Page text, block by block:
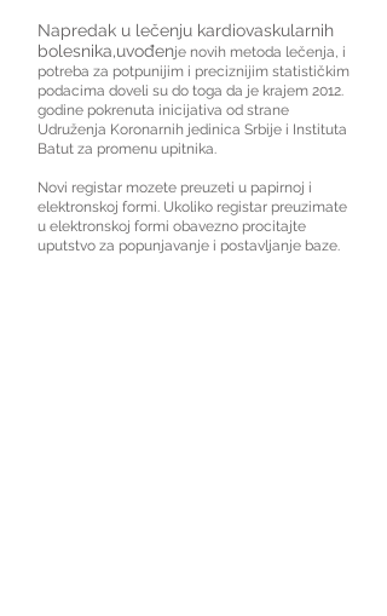
Napredak u lečenju kardiovaskularnih
bolesnika,uvođenje novih metoda lečenja, i
potreba za potpunijim i preciznijim statističkim
podacima doveli su do toga da je krajem 2012.
godine pokrenuta inicijativa od strane
Udruženja Koronarnih jedinica Srbije i Instituta
Batut za promenu upitnika.
Novi registar mozete preuzeti u papirnoj i
elektronskoj formi. Ukoliko registar preuzimate
u elektronskoj formi obavezno procitajte
uputstvo za popunjavanje i postavljanje baze.